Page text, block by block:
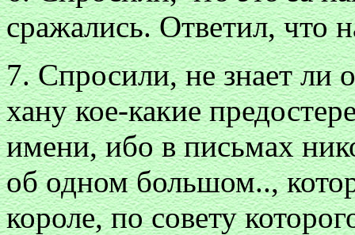
сражались. Ответил, что
7. Спросили, не знает ли
хану кое-какие
имени, ибо в письмах
об одном большом..,
короле, по совету